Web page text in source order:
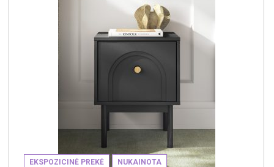
EKSPOZICINĖ PREKĖ NUKAINOTA